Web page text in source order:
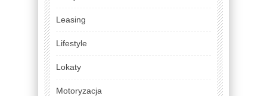
Leasing
Lifestyle
Lokaty
Motoryzacja